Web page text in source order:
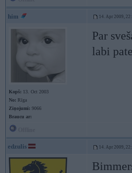
him 14. Apr 2009,
Kopš: 13. Oct 2003
No: Rīga
Ziņojumi: 9066
Braucu ar:
Par
labi
edzulis 14. Apr 2009,